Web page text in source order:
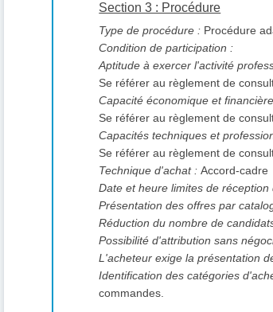
Section 3 : Procédure
Type de procédure : Procédure
Condition de participation :
Aptitude à exercer l'activité
Se référer au règlement de
Capacité économique et
Se référer au règlement de
Capacités techniques et
Se référer au règlement de
Technique d'achat : Accord-cadre
Date et heure limites de réception
Présentation des offres par
Réduction du nombre de
L'acheteur exige la présentation
Identification des catégories
commandes.